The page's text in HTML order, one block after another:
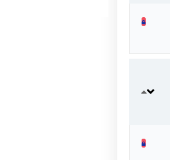
– المعادي الجديدة – القاهرة – جمهورية مصر